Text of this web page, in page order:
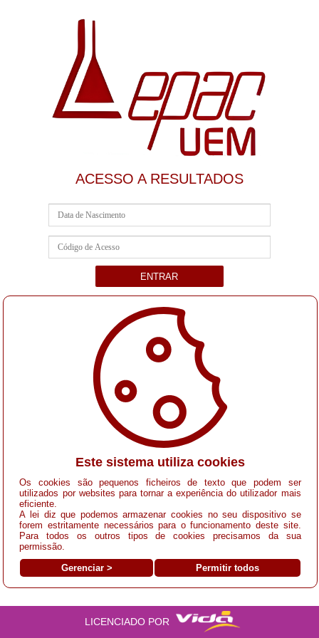
ACESSO A RESULTADOS
Data de Nascimento
Código de Acesso
ENTRAR
Este sistema utiliza cookies
Os cookies são pequenos ficheiros de texto que podem ser
utilizados por websites para tornar a experiência do utilizador mais
eficiente.
A lei diz que podemos armazenar cookies no seu dispositivo se
forem estritamente necessários para o funcionamento deste site.
Para todos os outros tipos de cookies precisamos da sua
permissão.
Gerenciar >
Permitir todos
LICENCIADO POR